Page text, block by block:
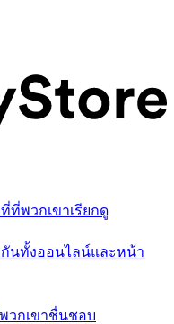
ที่พวกเขาเรียกดู
นทั้งออนไลน์และหน้า
วกเขาชื่นชอบ